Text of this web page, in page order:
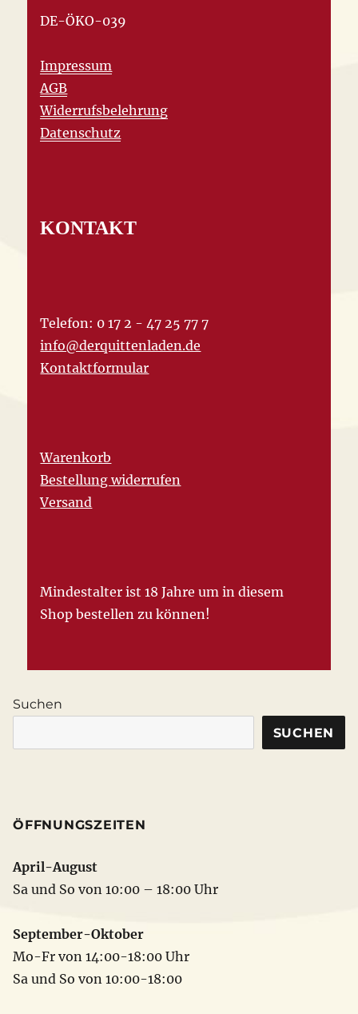
DE-ÖKO-039
Impressum
AGB
Widerrufsbelehrung
Datenschutz
KONTAKT
Telefon: 0 17 2 - 47 25 77 7
info@derquittenladen.de
Kontaktformular
Warenkorb
Bestellung widerrufen
Versand
Mindestalter ist 18 Jahre um in diesem
Shop bestellen zu können!
Suchen
SUCHEN
ÖFFNUNGSZEITEN
April-August
Sa und So von 10:00 – 18:00 Uhr
September-Oktober
Mo-Fr von 14:00-18:00 Uhr
Sa und So von 10:00-18:00